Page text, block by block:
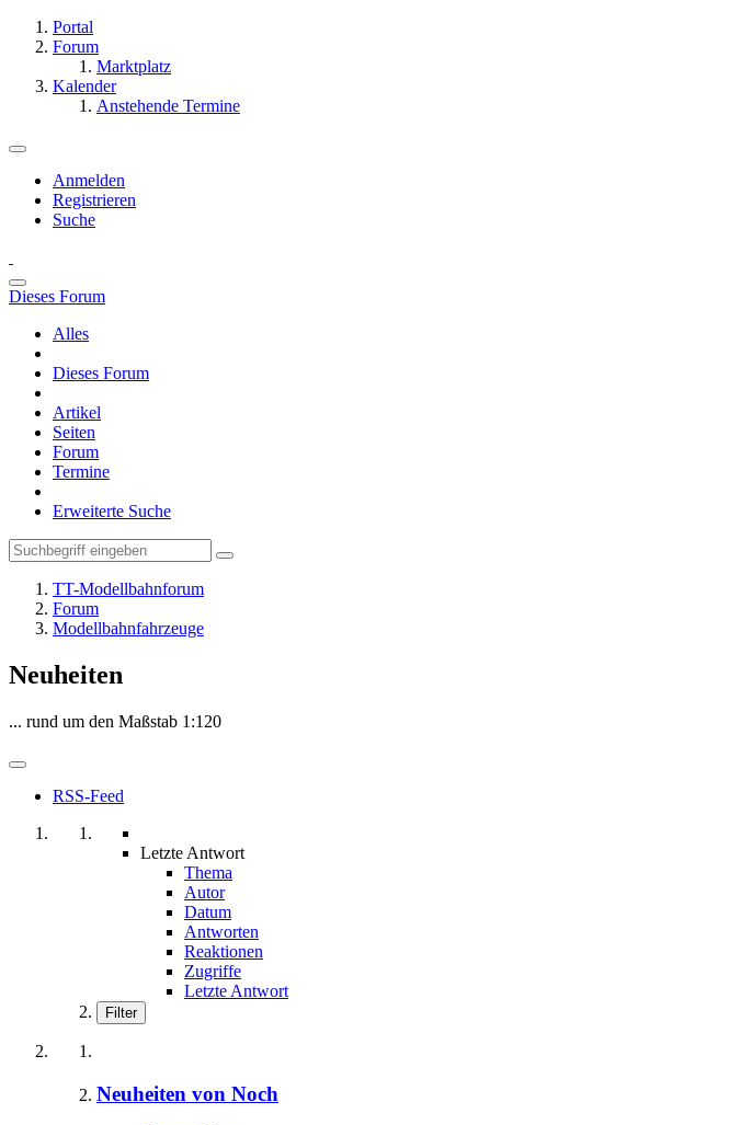
Portal
Forum
Marktplatz
Kalender
Anstehende Termine
Anmelden
Registrieren
Suche
Dieses Forum
Alles
Dieses Forum
Artikel
Seiten
Forum
Termine
Erweiterte Suche
TT-Modellbahnforum
Forum
Modellbahnfahrzeuge
Neuheiten
... rund um den Maßstab 1:120
RSS-Feed
Letzte Antwort
Thema
Autor
Datum
Antworten
Reaktionen
Zugriffe
Letzte Antwort
Filter
Neuheiten von Noch